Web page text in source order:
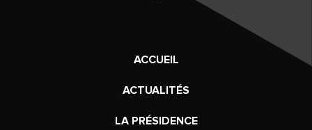
ACCUEIL
ACTUALITÉS
LA PRÉSIDENCE